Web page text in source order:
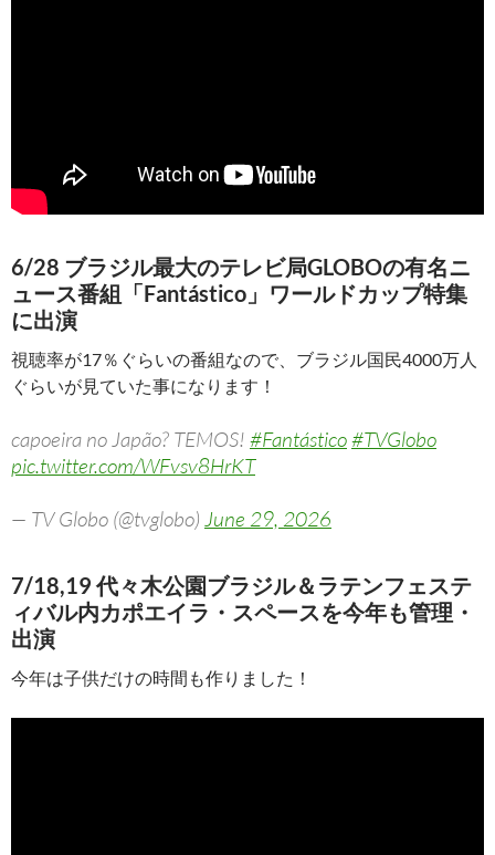
6/28 ブラジル最大のテレビ局GLOBOの有名ニ
ュース番組「Fantástico」ワールドカップ特集
に出演
視聴率が17％ぐらいの番組なので、ブラジル国民4000万人
ぐらいが見ていた事になります！
capoeira no Japão? TEMOS! #Fantástico#TVGlobo
pic.twitter.com/WFvsv8HrKT
— TV Globo (@tvglobo) June 29, 2026
7/18,19 代々木公園ブラジル＆ラテンフェステ
ィバル内カポエイラ・スペースを今年も管理・
出演
今年は子供だけの時間も作りました！